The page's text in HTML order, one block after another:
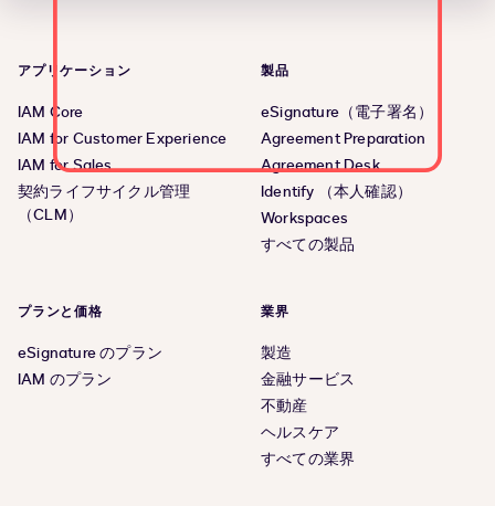
アプリケーション
IAM Core
IAM for Customer Experience
IAM for Sales
契約ライフサイクル管理
（CLM）
製品
eSignature（電子署名）
Agreement Preparation
Agreement Desk
Identify （本人確認）
Workspaces
すべての製品
プランと価格
eSignature のプラン
IAM のプラン
業界
製造
金融サービス
不動産
ヘルスケア
すべての業界